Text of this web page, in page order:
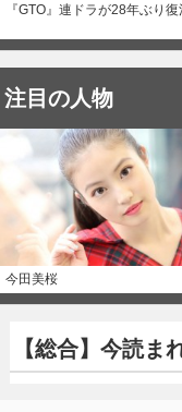
『GTO』連ドラが28年ぶり復
注目の人物
今田美桜
【総合】今読ま